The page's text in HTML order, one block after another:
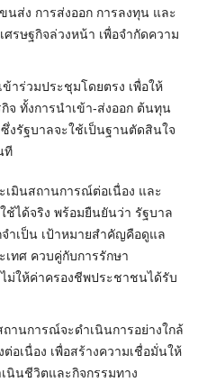
ส่ง การส่งออก การลงทุน และ
รษฐกิจล่วงหน้า เพื่อจำกัดความ
าร่วมประชุมโดยตรง เพื่อให้
จ ทั้งการนำเข้า-ส่งออก ต้นทุน
งรัฐบาลจะใช้เป็นฐานตัดสินใจ
ที
มินสถานการณ์ต่อเนื่อง และ
ได้จริง พร้อมยืนยันว่า รัฐบาล
ำเป็น เป้าหมายสำคัญคือดูแล
ทศ ควบคู่กับการรักษา
ม่ให้ค่าครองชีพประชาชนได้รับ
านการณ์จะดำเนินการอย่างใกล้
อเนื่อง เพื่อสร้างความเชื่อมั่นให้
นินชีวิตและกิจกรรมทาง